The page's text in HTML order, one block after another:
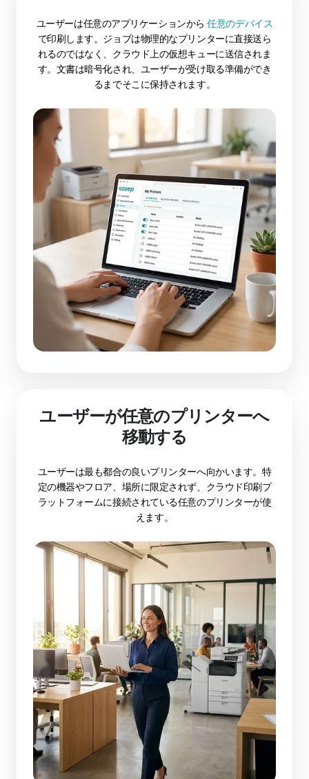
ユーザーは任意のアプリケーションから任意のデバイス
で印刷します。ジョブは物理的なプリンターに直接送ら
れるのではなく、クラウド上の仮想キューに送信されま
す。文書は暗号化され、ユーザーが受け取る準備ができ
るまでそこに保持されます。
ユーザーが任意のプリンターへ
移動する
ユーザーは最も都合の良いプリンターへ向かいます。特
定の機器やフロア、場所に限定されず、クラウド印刷プ
ラットフォームに接続されている任意のプリンターが使
えます。